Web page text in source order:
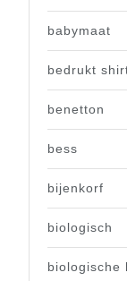
babymaat
bedrukt
benetton
bess
bijenkorf
biologisch
biologische